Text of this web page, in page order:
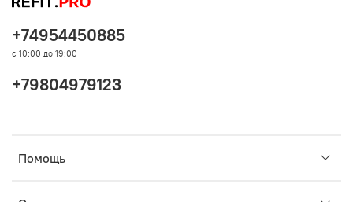
Помощь
+74954450885
с 10:00 до 19:00
+79804979123